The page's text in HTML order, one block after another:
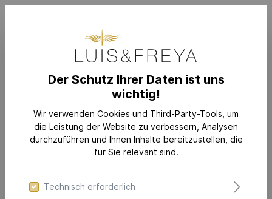
RINGGRÖSSE
Wählen Sie Ihre Ringgröße aus:
Der Schutz Ihrer Daten ist uns
wichtig!
Wir verwenden Cookies und Third-Party-Tools, um
die Leistung der Website zu verbessern, Analysen
durchzuführen und Ihnen Inhalte bereitzustellen, die
für Sie relevant sind.
Technisch erforderlich